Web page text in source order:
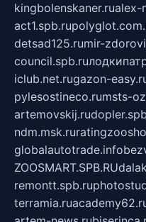
kingbolenskaner.rualex-
act1.spb.ru
detsad125.rumir-
council.spb.ru
iclub.net.rugazon-
pylesostineco.rumsts-
artemovskij.ru
ndm.msk.ru
globalautotrade.info
ZOOSMART.SPB.RU
remontt.spb.ru
terramia.ru